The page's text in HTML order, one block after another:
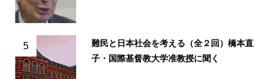
5
難民と日本社会を考える（全２回）橋本直
子・国際基督教大学准教授に聞く